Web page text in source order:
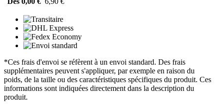
*Ces frais d'envoi se réfèrent à un envoi standard. Des frais
supplémentaires peuvent s'appliquer, par exemple en raison du
poids, de la taille ou des caractéristiques spécifiques du produit. Ces
informations sont indiquées directement dans la description du
produit.